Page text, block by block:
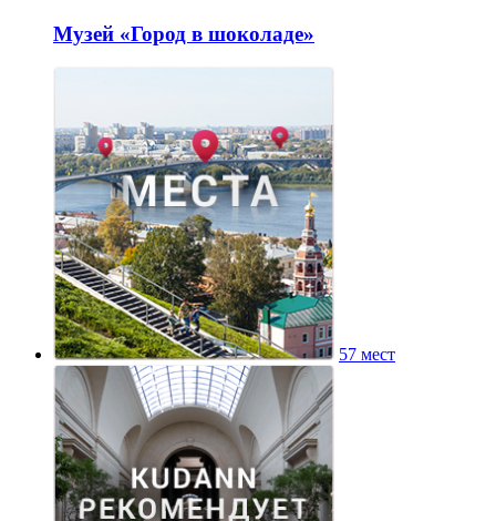
Музей «Город в шоколаде»
57 мест